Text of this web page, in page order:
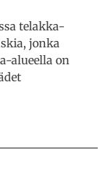
telakka-
jonka
alueella on